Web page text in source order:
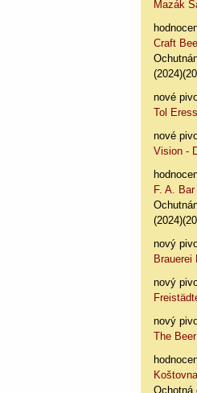
Mazák
Craft
nové
Tol
nové
Vision -
F. A.
nový
Brauerei
nový
nový
The
Ochotná